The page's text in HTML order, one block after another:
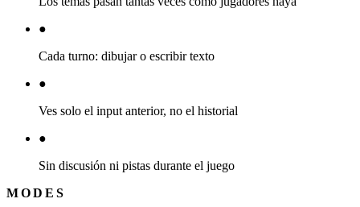
●
Cada turno: dibujar o escribir texto
●
Ves solo el input anterior, no el historial
●
Sin discusión ni pistas durante el juego
MODES